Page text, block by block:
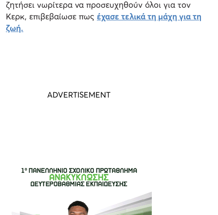
ζητήσει νωρίτερα να προσευχηθούν όλοι για τον
Κερκ, επιβεβαίωσε πως έχασε τελικά τη μάχη για τη
ζωή.